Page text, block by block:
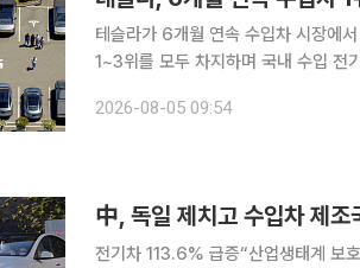
테슬라가 6개월 연속 수입차 시장에
1~3위를 모두 차지하며 국내 수입 전기차 시장에서
혔다. 휴가철과 일부 브랜드의 물량
2026-08-05 09:54
中, 독일 제치고 수입차 제
전기차 113.6% 급증“산업생태계 보호해야” 중국산 전기차가 국내 수입차 시장